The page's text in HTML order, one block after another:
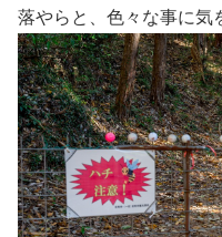
落やらと、色々な事に気